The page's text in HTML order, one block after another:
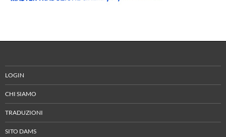
LOGIN
CHI SIAMO
TRADUZIONI
SITO DAMS